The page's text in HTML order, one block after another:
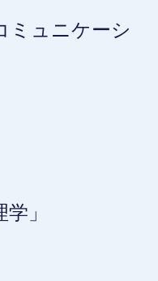
ミュニケーシ
」